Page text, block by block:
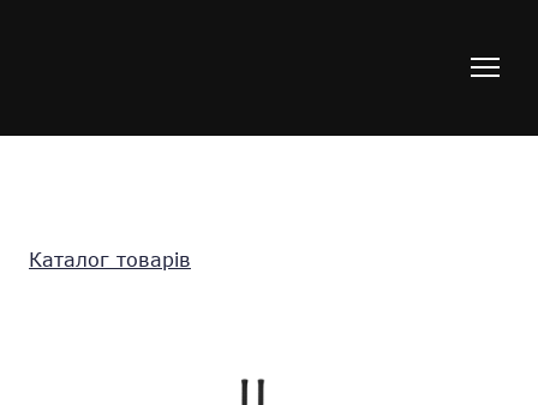
Каталог товарів